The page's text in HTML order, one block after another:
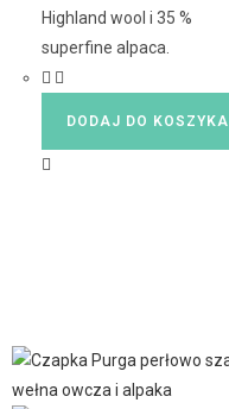
Highland wool i 35 %
superfine alpaca.
DODAJ DO KOSZYKA